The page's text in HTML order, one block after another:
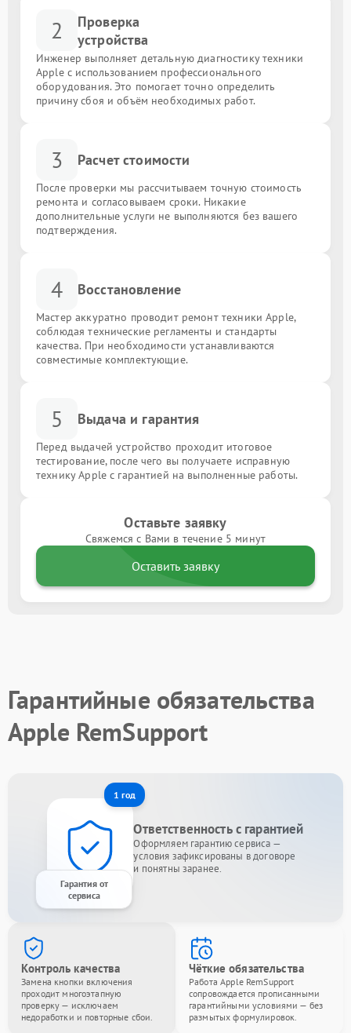
2
Проверка
устройства
Инженер выполняет детальную диагностику техники
Apple с использованием профессионального
оборудования. Это помогает точно определить
причину сбоя и объём необходимых работ.
3 Расчет стоимости
После проверки мы рассчитываем точную стоимость
ремонта и согласовываем сроки. Никакие
дополнительные услуги не выполняются без вашего
подтверждения.
4 Восстановление
Мастер аккуратно проводит ремонт техники Apple,
соблюдая технические регламенты и стандарты
качества. При необходимости устанавливаются
совместимые комплектующие.
5 Выдача и гарантия
Перед выдачей устройство проходит итоговое
тестирование, после чего вы получаете исправную
технику Apple с гарантией на выполненные работы.
Оставьте заявку
Свяжемся с Вами в течение 5 минут
Оставить заявку
Гарантийные обязательства
Apple RemSupport
1 год
Гарантия от
сервиса
Ответственность с гарантией
Оформляем гарантию сервиса —
условия зафиксированы в договоре
и понятны заранее.
Контроль качества
Замена кнопки включения
проходит многоэтапную
проверку — исключаем
недоработки и повторные сбои.
Чёткие обязательства
Работа Apple RemSupport
сопровождается прописанными
гарантийными условиями — без
размытых формулировок.